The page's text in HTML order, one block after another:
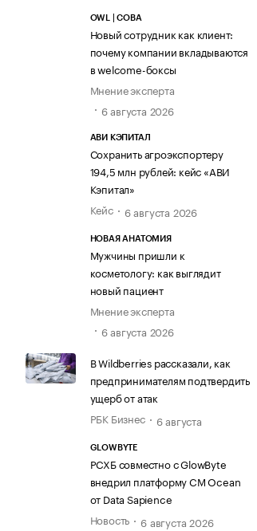
OWL | СОВА
Новый сотрудник как клиент:
почему компании вкладываются
в welcome-боксы
Мнение эксперта
6 августа 2026
АВИ КЭПИТАЛ
Сохранить агроэкспортеру
194,5 млн рублей: кейс «АВИ
Кэпитал»
Кейс
6 августа 2026
НОВАЯ АНАТОМИЯ
Мужчины пришли к
косметологу: как выглядит
новый пациент
Мнение эксперта
6 августа 2026
В Wildberries рассказали, как
предпринимателям подтвердить
ущерб от атак
РБК Бизнес
6 августа
GLOWBYTE
РСХБ совместно с GlowByte
внедрил платформу CM Ocean
от Data Sapience
Новость
6 августа 2026